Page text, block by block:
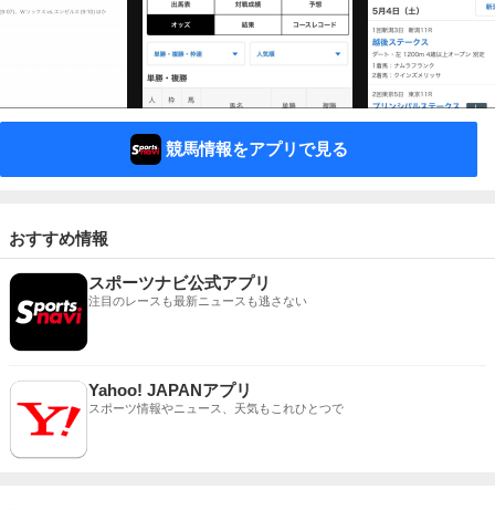
競馬情報をアプリで見る
おすすめ情報
スポーツナビ公式アプリ
注目のレースも最新ニュースも逃さない
Yahoo! JAPANアプリ
スポーツ情報やニュース、天気もこれひとつで